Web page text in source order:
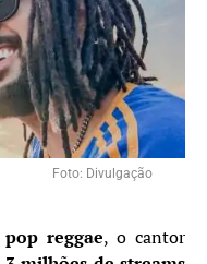
Foto: Divulgação
pop reggae, o cantor